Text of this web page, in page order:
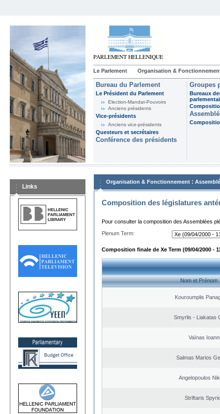
Le Parlement Organisation &
Bureau du Parlement
Le Président du Parlement
Election-Mandat-Pouvoirs
Anciens présidents
Vice-présidents
Anciens vice-présidents
Questeurs et secrétaires
Conférence des présidents
Groupes
Bureaux
Links
Organisation & Fonctionnement :
Composition des législatures
Pour consulter la composition des Assemblées
Plenum Term:
Composition finale de Xe Term (09/04/2000 -
Nom et Prénom
Kouroumplis
Smyrlis - Liakatas
Vaïnas
Salmas Marios
Angelopoulos
Striftaris